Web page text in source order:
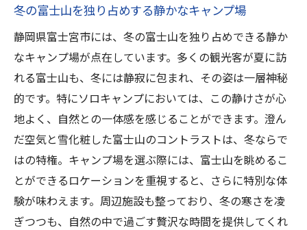
ソロキャンプ
心を温める焚き火の楽しみ方
静寂の中で自分を見つめ直すソロタイム
冬のキャンプに最適な焚き火アイテム
静岡県富士宮市での焚き火体験がもたらす
癒し
富士山を眺めながら過ごす贅沢なひととき
冬の夜空と焚き火の共演が醸し出す幻想的
な雰囲気
冬の星空が輝く静岡県富士宮市での特別な富士
冬の富士山を独り占めする静かなキャンプ場
静岡県富士宮市には、冬の富士山を独り占めできる静か
なキャンプ場が点在しています。多くの観光客が夏に訪
れる富士山も、冬には静寂に包まれ、その姿は一層神秘
的です。特にソロキャンプにおいては、この静けさが心
地よく、自然との一体感を感じることができます。澄ん
だ空気と雪化粧した富士山のコントラストは、冬ならで
はの特権。キャンプ場を選ぶ際には、富士山を眺めるこ
とができるロケーションを重視すると、さらに特別な体
験が味わえます。周辺施設も整っており、冬の寒さを凌
ぎつつも、自然の中で過ごす贅沢な時間を提供してくれ